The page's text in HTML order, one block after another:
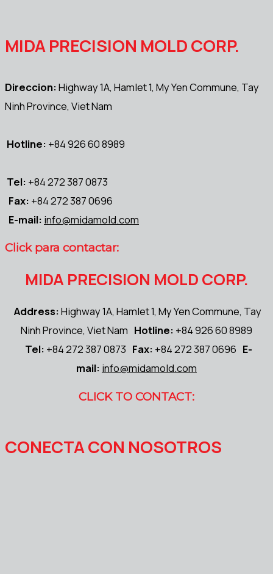
MIDA PRECISION MOLD CORP.
Direccion:Highway 1A, Hamlet 1, My Yen Commune, Tay
Ninh Province, Viet Nam
Hotline: +84 926 60 8989
Tel: +84 272 387 0873
Fax: +84 272 387 0696
E-mail: info@midamold.com
Click para contactar:
MIDA PRECISION MOLD CORP.
Address:Highway 1A, Hamlet 1, My Yen Commune, Tay
Ninh Province, Viet Nam Hotline: +84 926 60 8989
Tel: +84 272 387 0873 Fax: +84 272 387 0696 E-
mail: info@midamold.com
CLICK TO CONTACT:
CONECTA CON NOSOTROS